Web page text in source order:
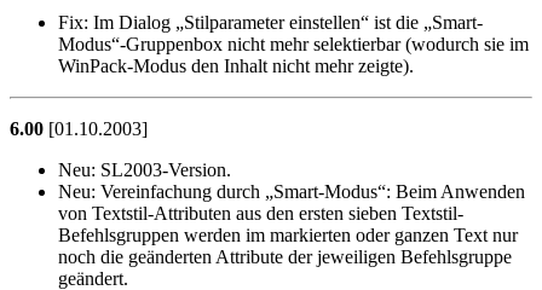
Fix: Im Dialog Stilparameter einstellen ist die
Smart-
Modus -Gruppenbox nicht mehr selektierbar (wodurch sie im
WinPack-Modus den Inhalt nicht mehr zeigte).
6.00 [01.10.2003]
Neu: SL2003-Version.
Neu: Vereinfachung durch Smart-Modus : Beim Anwenden
von Textstil-Attributen aus den ersten sieben Textstil-
Befehlsgruppen werden im markierten oder ganzen Text nur
noch die geänderten Attribute der jeweiligen Befehlsgruppe
geändert.